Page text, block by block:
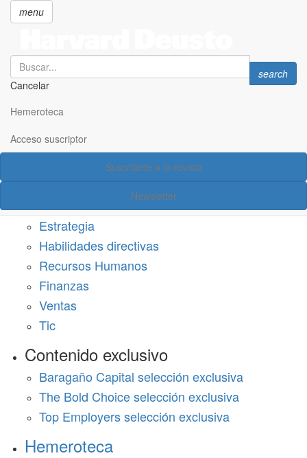
principal
menu
Search
Cancelar
Search
search
Hemeroteca
Acceso suscriptor
Suscríbete a la revista
Newsletter
Acceso suscriptor
Estrategia
Habilidades directivas
Recursos Humanos
Finanzas
Ventas
Tic
Contenido exclusivo
Baragaño Capital selección exclusiva
The Bold Choice selección exclusiva
Top Employers selección exclusiva
Hemeroteca